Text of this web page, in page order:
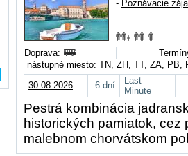
- Poznávacie
Doprava:
nástupné miesto: TN, ZH, TT, ZA,
30.08.2026
6 dní
Last
Minute
Pestrá kombinácia
historických pamiatok,
malebnom chorvátskom